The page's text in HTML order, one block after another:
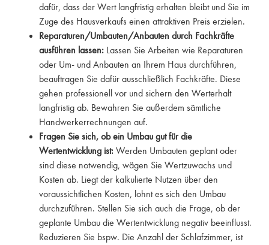
dafür, dass der Wert langfristig erhalten bleibt und Sie im
Zuge des Hausverkaufs einen attraktiven Preis erzielen.
Reparaturen/Umbauten/Anbauten durch Fachkräfte
ausführen lassen: Lassen Sie Arbeiten wie Reparaturen
oder Um- und Anbauten an Ihrem Haus durchführen,
beauftragen Sie dafür ausschließlich Fachkräfte. Diese
gehen professionell vor und sichern den Werterhalt
langfristig ab. Bewahren Sie außerdem sämtliche
Handwerkerrechnungen auf.
Fragen Sie sich, ob ein Umbau gut für die
Wertentwicklung ist: Werden Umbauten geplant oder
sind diese notwendig, wägen Sie Wertzuwachs und
Kosten ab. Liegt der kalkulierte Nutzen über den
voraussichtlichen Kosten, lohnt es sich den Umbau
durchzuführen. Stellen Sie sich auch die Frage, ob der
geplante Umbau die Wertentwicklung negativ beeinflusst.
Reduzieren Sie bspw. Die Anzahl der Schlafzimmer, ist